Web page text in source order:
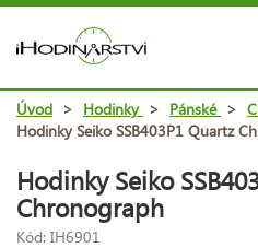
Úvod > Hodinky > Pánské >
Hodinky Seiko SSB403P1 Quartz
Hodinky Seiko
Chronograph
Kód: IH6901